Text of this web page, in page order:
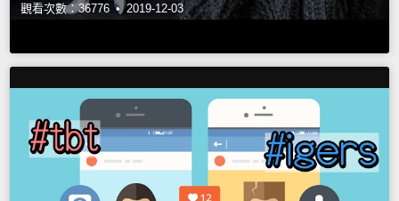
觀看次數：36776 • 2019-12-03